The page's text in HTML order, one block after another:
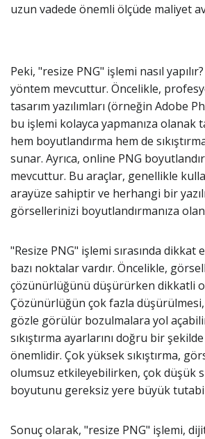
uzun vadede önemli ölçüde maliyet
Peki, "resize PNG" işlemi nasıl
yöntem mevcuttur. Öncelikle,
tasarım yazılımları (örneğin Adobe
bu işlemi kolayca yapmanıza olanak
hem boyutlandırma hem de
sunar. Ayrıca, online PNG
mevcuttur. Bu araçlar, genellikle
arayüze sahiptir ve herhangi bir
görsellerinizi boyutlandırmanıza
"Resize PNG" işlemi sırasında dikkat
bazı noktalar vardır. Öncelikle,
çözünürlüğünü düşürürken dikkatli
Çözünürlüğün çok fazla
gözle görülür bozulmalara yol
sıkıştırma ayarlarını doğru bir
önemlidir. Çok yüksek sıkıştırma,
olumsuz etkileyebilirken, çok düşük
boyutunu gereksiz yere büyük
Sonuç olarak, "resize PNG" işlemi,